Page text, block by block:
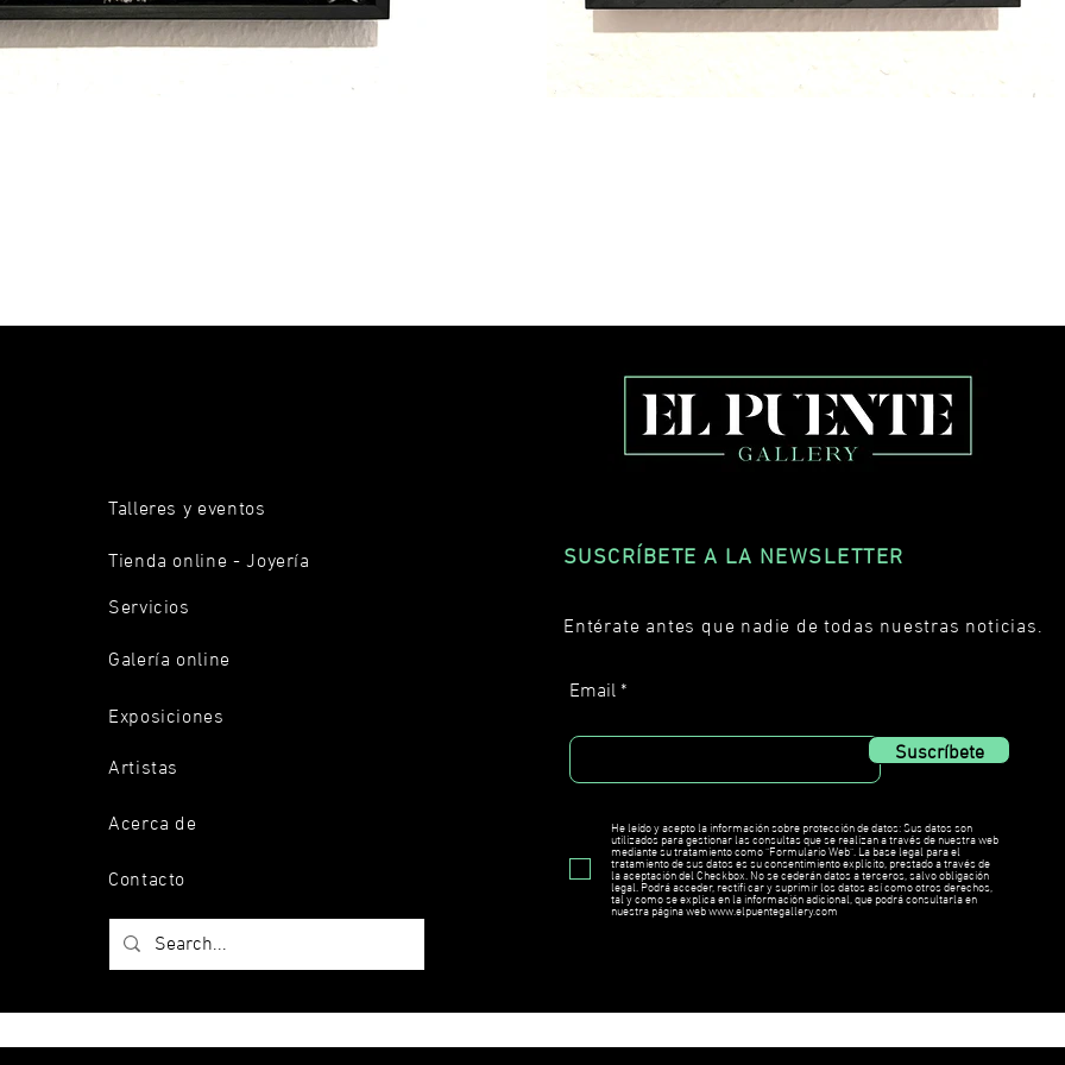
Talleres y eventos
Tienda online - Joyería
Servicios
Galería online
Exposiciones
Artistas
Acerca de
Contacto
SUSCRÍBETE A LA NEWSLETTER
Email
Suscríbete
He leído y acepto la información sobre protección de datos: Sus datos son
utilizados para gestionar las consultas que se realizan a través de nuestra web
mediante su tratamiento como "Formulario Web". La base legal para el
tratamiento de sus datos es su consentimiento explícito, prestado a través de
la aceptación del Checkbox. No se cederán datos a terceros, salvo obligación
legal. Podrá acceder, rectifi car y suprimir los datos así como otros derechos,
tal y como se explica en la información adicional, que podrá consultarla en
nuestra página web www.elpuentegallery.com
Entérate antes que nadie de todas nuestras noticias.